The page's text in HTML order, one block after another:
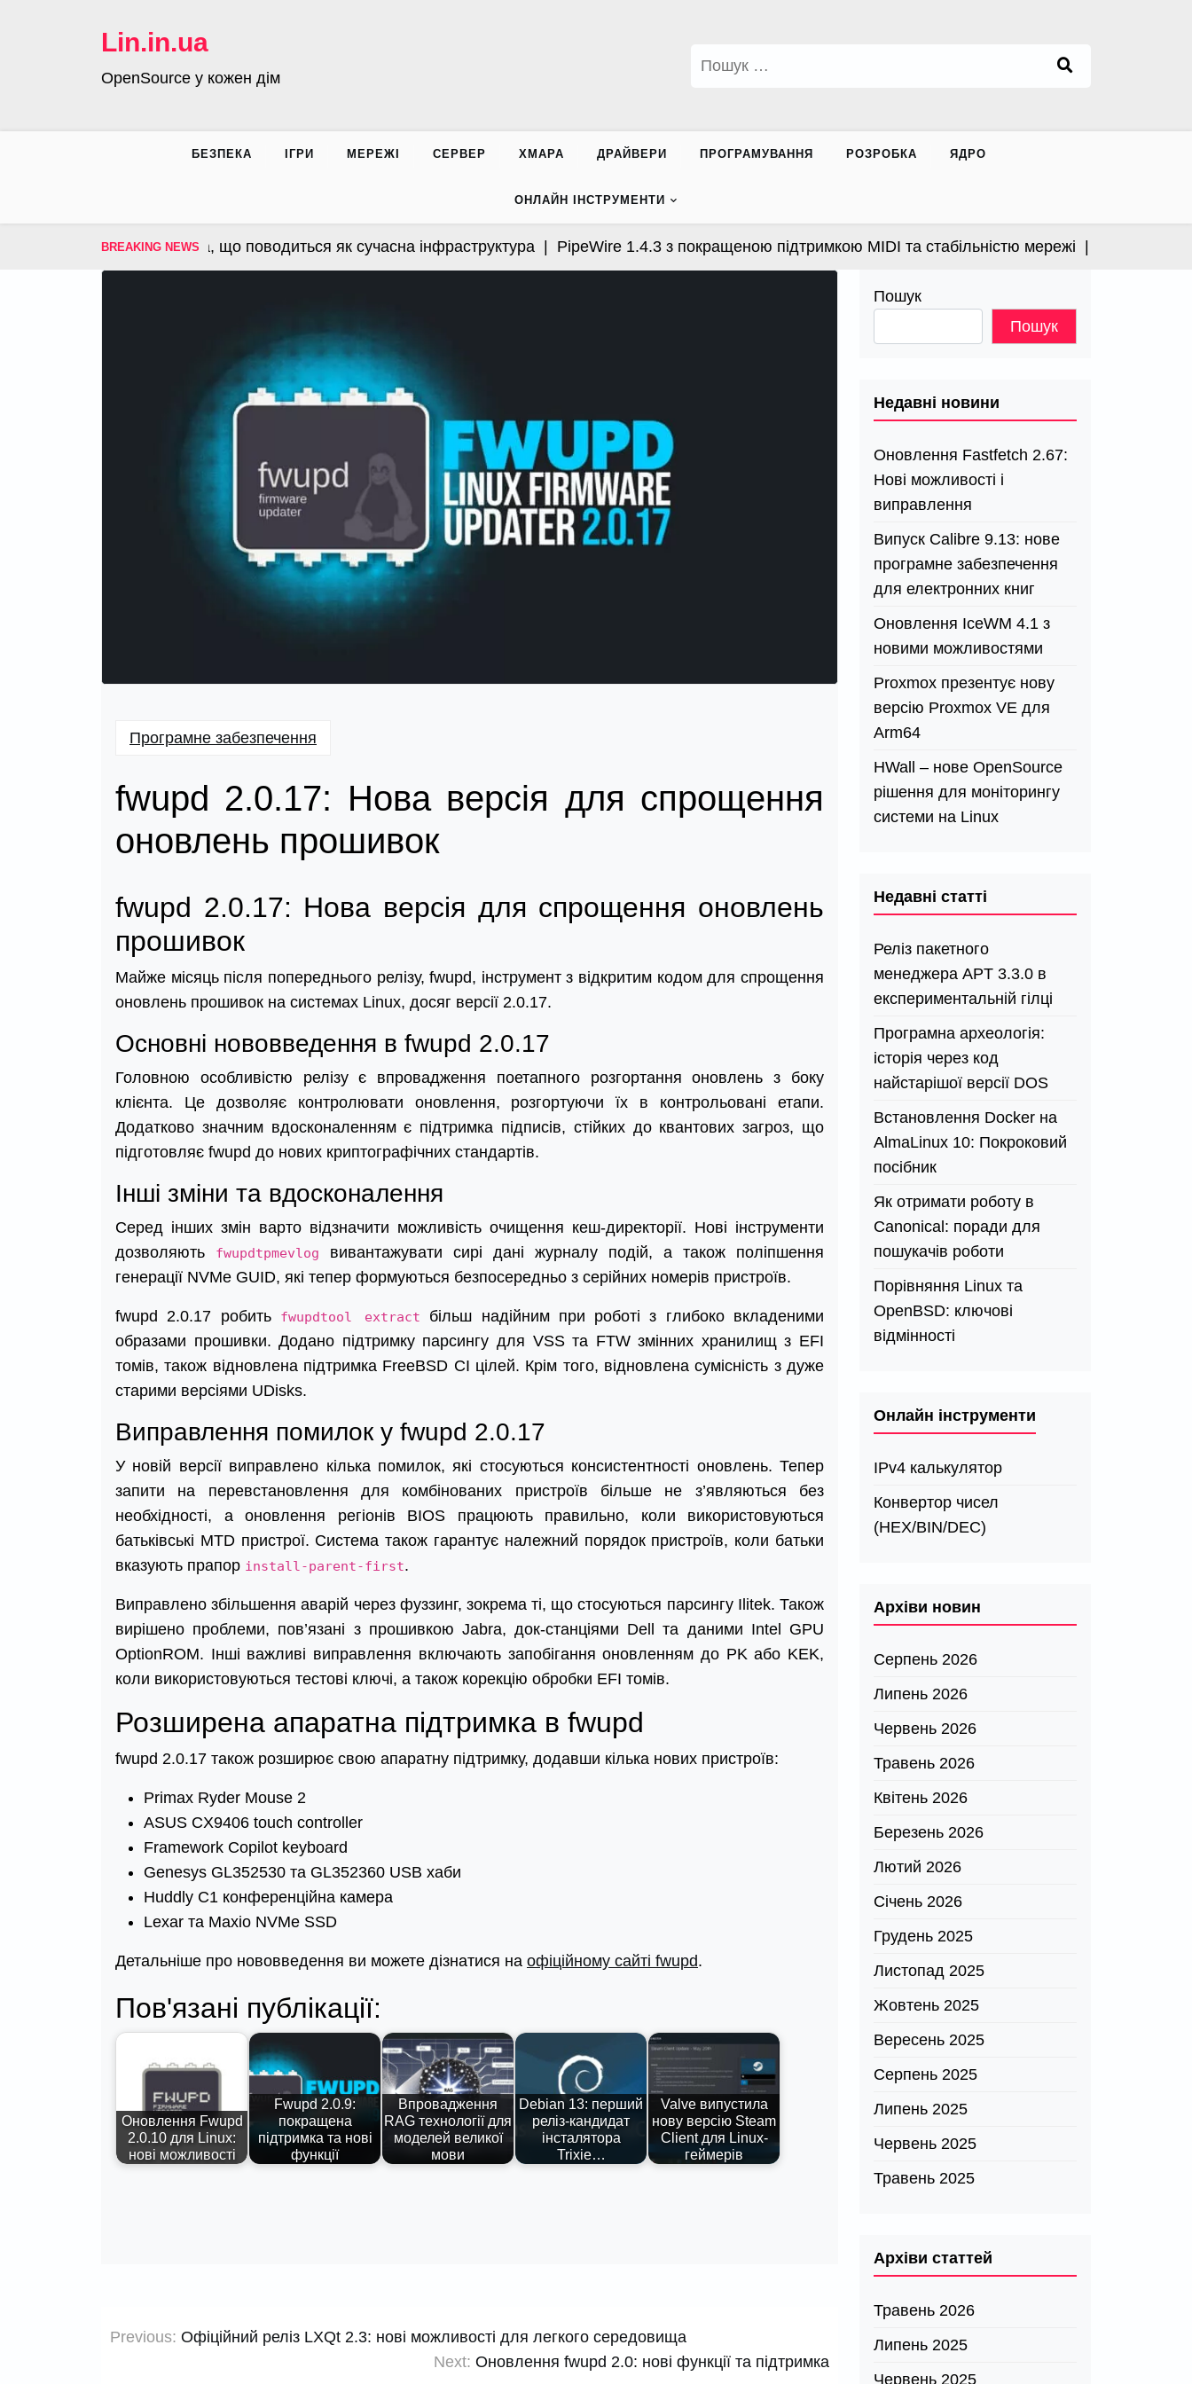
Lin.in.ua
OpenSource у кожен дім
БЕЗПЕКА ІГРИ МЕРЕЖІ СЕРВЕР ХМАРА ДРАЙВЕРИ ПРОГРАМУВАННЯ РОЗРОБКА ЯДРО
ОНЛАЙН ІНСТРУМЕНТИ
BREAKING NEWS
– операційна система, що поводиться як сучасна інфраструктура |PipeWire 1.4.3 з покращеною підтримкою MIDI та стабільністю мережі |Apple
Програмне забезпечення
fwupd 2.0.17: Нова версія для спрощення
оновлень прошивок
fwupd 2.0.17: Нова версія для спрощення оновлень
прошивок
Майже місяць після попереднього релізу, fwupd, інструмент з відкритим кодом для спрощення
оновлень прошивок на системах Linux, досяг версії 2.0.17.
Основні нововведення в fwupd 2.0.17
Головною особливістю релізу є впровадження поетапного розгортання оновлень з боку
клієнта. Це дозволяє контролювати оновлення, розгортуючи їх в контрольовані етапи.
Додатково значним вдосконаленням є підтримка підписів, стійких до квантових загроз, що
підготовляє fwupd до нових криптографічних стандартів.
Інші зміни та вдосконалення
Серед інших змін варто відзначити можливість очищення кеш-директорії. Нові інструменти
дозволяють
fwupdtpmevlog
вивантажувати сирі дані журналу подій, а також поліпшення
генерації NVMe GUID, які тепер формуються безпосередньо з серійних номерів пристроїв.
fwupd 2.0.17 робить fwupdtool extract
більш надійним при роботі з глибоко вкладеними
образами прошивки. Додано підтримку парсингу для VSS та FTW змінних хранилищ з EFI
томів, також відновлена підтримка FreeBSD CI цілей. Крім того, відновлена сумісність з дуже
старими версіями UDisks.
Виправлення помилок у fwupd 2.0.17
У новій версії виправлено кілька помилок, які стосуються консистентності оновлень. Тепер
запити на перевстановлення для комбінованих пристроїв більше не з’являються без
необхідності, а оновлення регіонів BIOS працюють правильно, коли використовуються
батьківські MTD пристрої. Система також гарантує належний порядок пристроїв, коли батьки
вказують прапор install-parent-first.
Виправлено збільшення аварій через фуззинг, зокрема ті, що стосуються парсингу Ilitek. Також
вирішено проблеми, пов’язані з прошивкою Jabra, док-станціями Dell та даними Intel GPU
OptionROM. Інші важливі виправлення включають запобігання оновленням до PK або KEK,
коли використовуються тестові ключі, а також корекцію обробки EFI томів.
Розширена апаратна підтримка в fwupd
fwupd 2.0.17 також розширює свою апаратну підтримку, додавши кілька нових пристроїв:
Primax Ryder Mouse 2
ASUS CX9406 touch controller
Framework Copilot keyboard
Genesys GL352530 та GL352360 USB хаби
Huddly C1 конференційна камера
Lexar та Maxio NVMe SSD
Детальніше про нововведення ви можете дізнатися на офіційному сайті fwupd.
Пов'язані публікації:
Оновлення Fwupd
2.0.10 для Linux:
нові можливості
Fwupd 2.0.9:
покращена
підтримка та нові
функції
Впровадження
RAG технології для
моделей великої
мови
Debian 13: перший
реліз-кандидат
інсталятора
Trixie…
Valve випустила
нову версію Steam
Client для Linux-
геймерів
Навігація
Previous: Офіційний реліз LXQt 2.3: нові можливості для легкого середовища
Next: Оновлення fwupd 2.0: нові функції та підтримка
Пошук
Пошук
Недавні новини
Оновлення Fastfetch 2.67:
Нові можливості і
виправлення
Випуск Calibre 9.13: нове
програмне забезпечення
для електронних книг
Оновлення IceWM 4.1 з
новими можливостями
Proxmox презентує нову
версію Proxmox VE для
Arm64
HWall – нове OpenSource
рішення для моніторингу
системи на Linux
Недавні статті
Реліз пакетного
менеджера APT 3.3.0 в
експериментальній гілці
Програмна археологія:
історія через код
найстарішої версії DOS
Встановлення Docker на
AlmaLinux 10: Покроковий
посібник
Як отримати роботу в
Canonical: поради для
пошукачів роботи
Порівняння Linux та
OpenBSD: ключові
відмінності
Онлайн інструменти
IPv4 калькулятор
Конвертор чисел
(HEX/BIN/DEC)
Архіви новин
Серпень 2026
Липень 2026
Червень 2026
Травень 2026
Квітень 2026
Березень 2026
Лютий 2026
Січень 2026
Грудень 2025
Листопад 2025
Жовтень 2025
Вересень 2025
Серпень 2025
Липень 2025
Червень 2025
Травень 2025
Архіви статтей
Травень 2026
Липень 2025
Червень 2025